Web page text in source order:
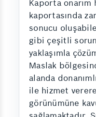
Kaporta onarım
kaportasında
sonucu
gibi çeşitli
yaklaşımla
Maslak
alanda
ile hizmet
görünümüne